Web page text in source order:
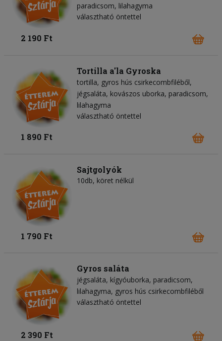
paradicsom lilahagyma
választható öntettel
2 190 Ft
Tortilla a'la Gyroska
tortilla gyros hús csirkecombfiléből
jégsaláta kovászos uborka paradicsom
lilahagyma
választható öntettel
1 890 Ft
Sajtgolyók
10db, köret nélkül
1 790 Ft
Gyros saláta
jégsaláta kígyóuborka paradicsom
lilahagyma gyros hús csirkecombfiléből
választható öntettel
2 390 Ft